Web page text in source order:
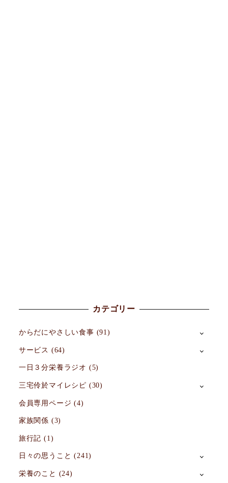
カテゴリー
からだにやさしい食事 (91)
サービス (64)
一日３分栄養ラジオ (5)
三宅伶於マイレシピ (30)
会員専用ページ (4)
家族関係 (3)
旅行記 (1)
日々の思うこと (241)
栄養のこと (24)